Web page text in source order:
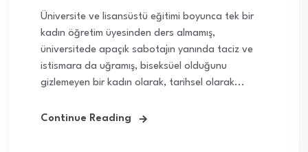
Üniversite ve lisansüstü eğitimi boyunca tek bir
kadın öğretim üyesinden ders almamış,
üniversitede apaçık sabotajın yanında taciz ve
istismara da uğramış, biseksüel olduğunu
gizlemeyen bir kadın olarak, tarihsel olarak...
Continue Reading